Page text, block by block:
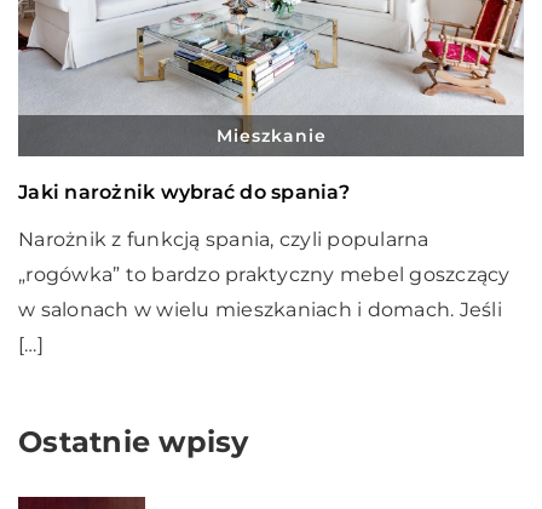
Mieszkanie
Jaki narożnik wybrać do spania?
Narożnik z funkcją spania, czyli popularna
„rogówka” to bardzo praktyczny mebel goszczący
w salonach w wielu mieszkaniach i domach. Jeśli
[…]
Ostatnie wpisy